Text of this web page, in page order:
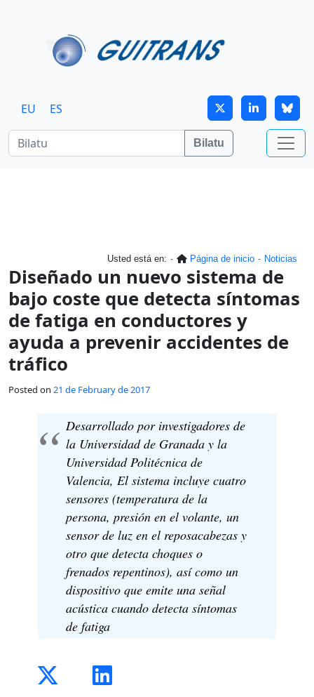
EU ES
Bilatu
Usted está en: Página de inicio Noticias
Diseñado un nuevo sistema de
bajo coste que detecta síntomas
de fatiga en conductores y
ayuda a prevenir accidentes de
tráfico
Posted on 21 de February de 2017
Desarrollado por investigadores de
la Universidad de Granada y la
Universidad Politécnica de
Valencia, El sistema incluye cuatro
sensores (temperatura de la
persona, presión en el volante, un
sensor de luz en el reposacabezas y
otro que detecta choques o
frenados repentinos), así como un
dispositivo que emite una señal
acústica cuando detecta síntomas
de fatiga